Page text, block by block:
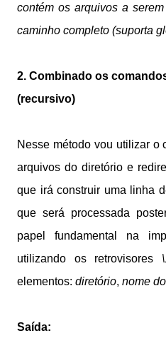
contém os arquivos a
caminho completo (suporta
2. Combinado os
(recursivo)
Nesse método vou utilizar o
arquivos do diretório e
que irá construir uma linha
que será processada
papel fundamental na
utilizando os retrovisores
elementos: diretório, nome
Saída: